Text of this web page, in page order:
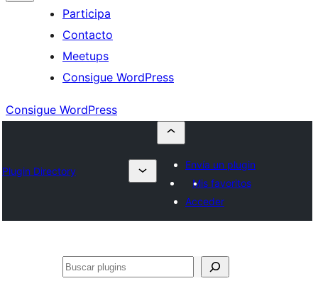
Participa
Contacto
Meetups
Consigue WordPress
Consigue WordPress
Plugin Directory
Envía un plugin
Mis favoritos
Acceder
Buscar